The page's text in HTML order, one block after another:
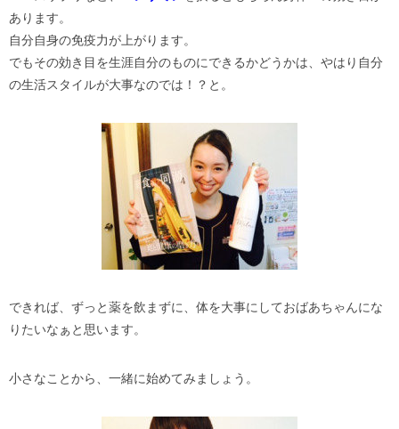
あります。
自分自身の免疫力が上がります。
でもその効き目を生涯自分のものにできるかどうかは、やはり自分
の生活スタイルが大事なのでは！？と。
できれば、ずっと薬を飲まずに、体を大事にしておばあちゃんにな
りたいなぁと思います。
小さなことから、一緒に始めてみましょう。